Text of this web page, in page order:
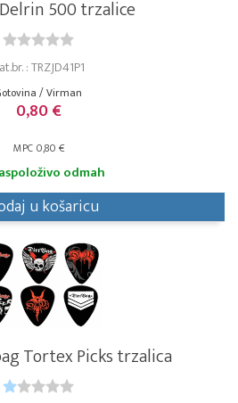
500 trzalice
: TRZJD41P1
/ Virman
0,80 €
MPC 0,80 €
odmah
u košaricu
Tortex Picks trzalica